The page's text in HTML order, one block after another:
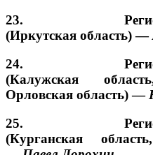
23.
(Иркутская область) —
24.
(Калужская
Орловская область) —
25.
(Курганская